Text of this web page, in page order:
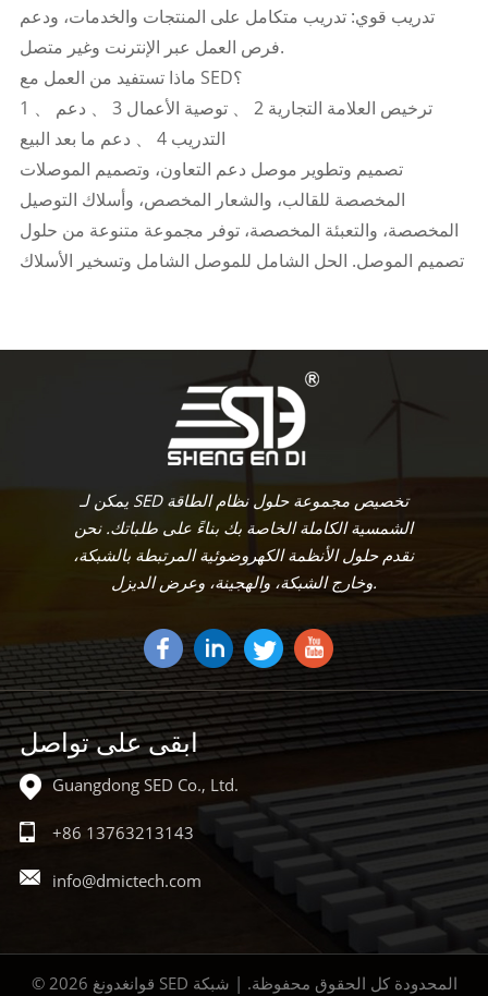
تدريب قوي: تدريب متكامل على المنتجات والخدمات، ودعم
فرص العمل عبر الإنترنت وغير متصل.
ماذا تستفيد من العمل مع SED؟
1 、 ترخيص العلامة التجارية 2 、 توصية الأعمال 3 、 دعم
التدريب 4 、 دعم ما بعد البيع
تصميم وتطوير موصل دعم التعاون، وتصميم الموصلات
المخصصة للقالب، والشعار المخصص، وأسلاك التوصيل
المخصصة، والتعبئة المخصصة، توفر مجموعة متنوعة من حلول
تصميم الموصل. الحل الشامل للموصل الشامل وتسخير الأسلاك
يمكن لـ SED تخصيص مجموعة حلول نظام الطاقة
الشمسية الكاملة الخاصة بك بناءً على طلباتك. نحن
نقدم حلول الأنظمة الكهروضوئية المرتبطة بالشبكة،
وخارج الشبكة، والهجينة، وعرض الديزل.
ابقى على تواصل
Guangdong SED Co., Ltd.
+86 13763213143
info@dmictech.com
© 2026 قوانغدونغ SED المحدودة كل الحقوق محفوظة. | شبكة